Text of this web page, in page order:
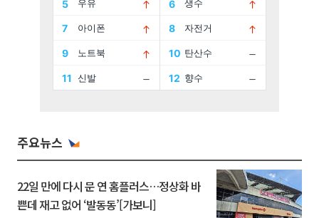
주요뉴스
22일 만에 다시 문 연 홈플러스…정상화 바
쁜데 재고 없어 ‘발동동’[가보니]